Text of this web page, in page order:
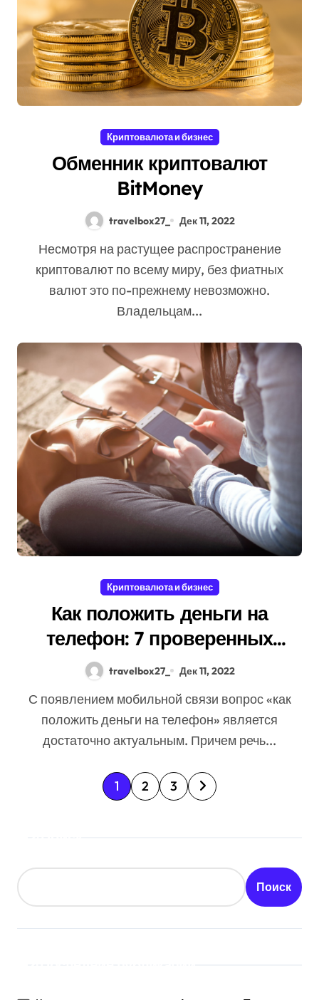
Криптовалюта и бизнес
Обменник криптовалют
BitMoney
travelbox27_ Дек 11, 2022
Несмотря на растущее распространение
криптовалют по всему миру, без фиатных
валют это по-прежнему невозможно.
Владельцам...
Криптовалюта и бизнес
Как положить деньги на
телефон: 7 проверенных
способов пополнения счета,
как своего, так и чужого
гаджета
travelbox27_ Дек 11, 2022
С появлением мобильной связи вопрос «как
положить деньги на телефон» является
достаточно актуальным. Причем речь...
П
и
н
а
1 2 3
Поиск